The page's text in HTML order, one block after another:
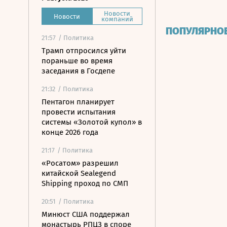
Новости Новости
компаний
21:57 / Политика
Трамп отпросился уйти
пораньше во время
заседания в Госдепе
21:32 / Политика
Пентагон планирует
провести испытания
системы «Золотой купол» в
конце 2026 года
21:17 / Политика
«Росатом» разрешил
китайской Sealegend
Shipping проход по СМП
20:51 / Политика
Минюст США поддержал
монастырь РПЦЗ в споре